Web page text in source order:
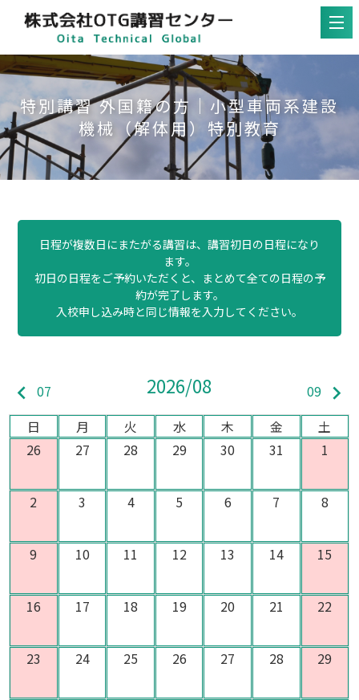
特別講習 外国籍の方｜小型車両系建設
機械（解体用）特別教育
日程が複数日にまたがる講習は、講習初日の日程になり
ます。
初日の日程をご予約いただくと、まとめて全ての日程の予
約が完了します。
入校申し込み時と同じ情報を入力してください。
keyboard_arrow_left 07 2026/08 09 keyboard_arrow_right
日 月 火 水 木 金
土
26
27 28 29 30 31 1
2 3 4 5 6 7 8
9 10 11 12 13 14 15
16 17 18 19 20 21 22
23 24 25 26 27 28 29